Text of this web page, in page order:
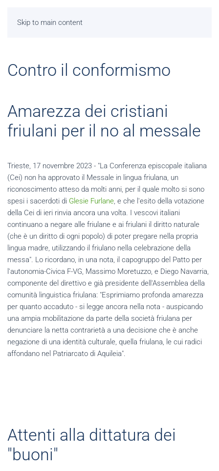
Skip to main content
Contro il conformismo
Amarezza dei cristiani
friulani per il no al messale
Trieste, 17 novembre 2023 - "La Conferenza episcopale italiana
(Cei) non ha approvato il Messale in lingua friulana, un
riconoscimento atteso da molti anni, per il quale molto si sono
spesi i sacerdoti di Glesie Furlane, e che l'esito della votazione
della Cei di ieri rinvia ancora una volta. I vescovi italiani
continuano a negare alle friulane e ai friulani il diritto naturale
(che è un diritto di ogni popolo) di poter pregare nella propria
lingua madre, utilizzando il friulano nella celebrazione della
messa". Lo ricordano, in una nota, il capogruppo del Patto per
l'autonomia-Civica F-VG, Massimo Moretuzzo, e Diego Navarria,
componente del direttivo e già presidente dell'Assemblea della
comunità linguistica friulana: "Esprimiamo profonda amarezza
per quanto accaduto - si legge ancora nella nota - auspicando
una ampia mobilitazione da parte della società friulana per
denunciare la netta contrarietà a una decisione che è anche
negazione di una identità culturale, quella friulana, le cui radici
affondano nel Patriarcato di Aquileia".
Attenti alla dittatura dei
"buoni"